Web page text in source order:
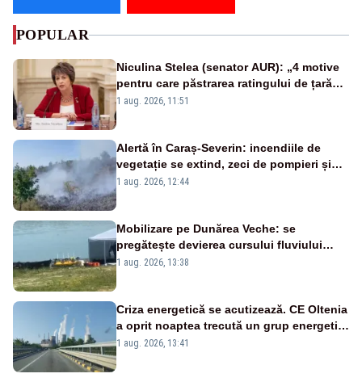
POPULAR
Niculina Stelea (senator AUR): „4 motive
pentru care păstrarea ratingului de țară
nu este o reușită pentru Guvernul
1 aug. 2026, 11:51
Alertă în Caraș-Severin: incendiile de
vegetație se extind, zeci de pompieri și
silvicultori se luptă cu flăcările - VIDEO
1 aug. 2026, 12:44
Mobilizare pe Dunărea Veche: se
pregătește devierea cursului fluviului
către Cernavodă – VIDEO
1 aug. 2026, 13:38
Criza energetică se acutizează. CE Oltenia
a oprit noaptea trecută un grup energetic
de la Rovinari
1 aug. 2026, 13:41